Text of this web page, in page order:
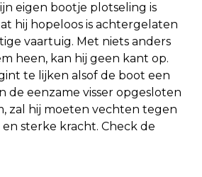
eigen bootje plotseling is
hij hopeloos is achtergelaten
vaartuig. Met niets anders
heen, kan hij geen kant op.
te lijken alsof de boot een
de eenzame visser opgesloten
zal hij moeten vechten tegen
sterke kracht. Check de